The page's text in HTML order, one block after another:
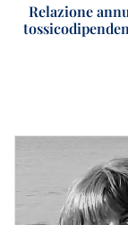
Relazione